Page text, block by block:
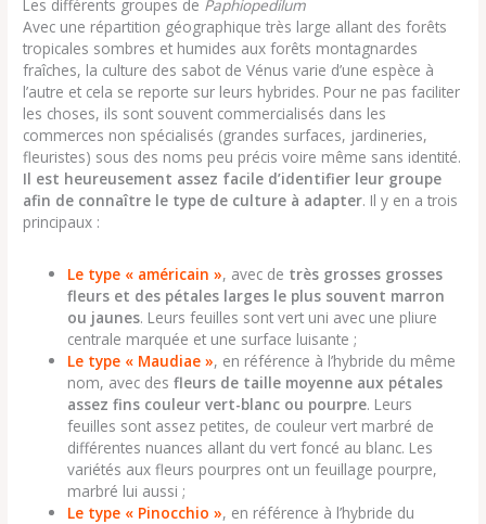
Les différents groupes de Paphiopedilum
Avec une répartition géographique très large allant des forêts
tropicales sombres et humides aux forêts montagnardes
fraîches, la culture des sabot de Vénus varie d’une espèce à
l’autre et cela se reporte sur leurs hybrides. Pour ne pas faciliter
les choses, ils sont souvent commercialisés dans les
commerces non spécialisés (grandes surfaces, jardineries,
fleuristes) sous des noms peu précis voire même sans identité.
Il est heureusement assez facile d’identifier leur groupe
afin de connaître le type de culture à adapter. Il y en a trois
principaux :
Le type « américain », avec de très grosses grosses
fleurs et des pétales larges le plus souvent marron
ou jaunes. Leurs feuilles sont vert uni avec une pliure
centrale marquée et une surface luisante ;
Le type « Maudiae », en référence à l’hybride du même
nom, avec desfleurs de taille moyenne aux pétales
assez fins couleur vert-blanc ou pourpre. Leurs
feuilles sont assez petites, de couleur vert marbré de
différentes nuances allant du vert foncé au blanc. Les
variétés aux fleurs pourpres ont un feuillage pourpre,
marbré lui aussi ;
Le type « Pinocchio », en référence à l’hybride du